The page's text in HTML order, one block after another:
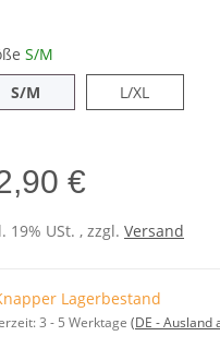
S/M
S/MS/M L/XL
€
19% USt. , zzgl. Versand
Lagerbestand
3 - 5 Werktage (DE - Ausland